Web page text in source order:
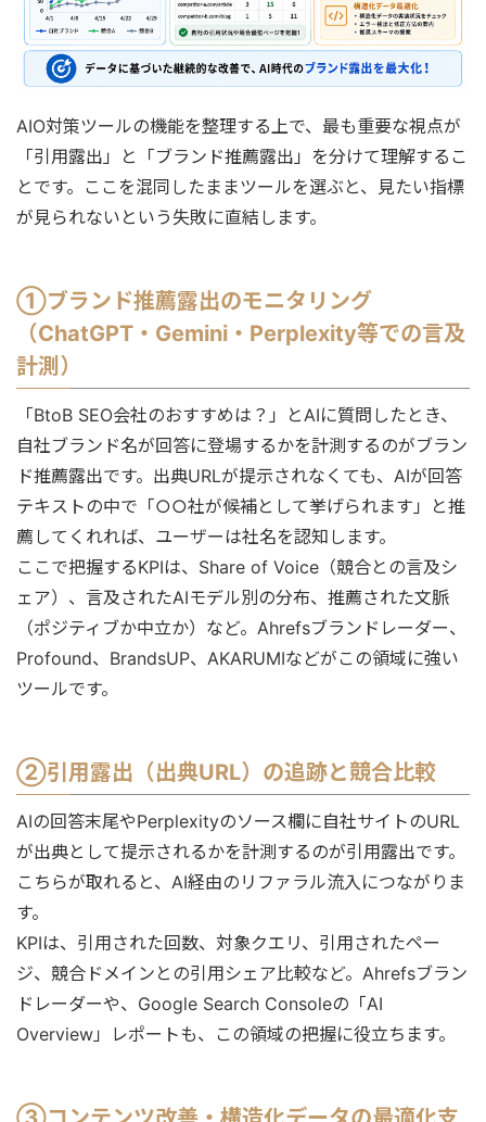
AIO対策ツールの機能を整理する上で、最も重要な視点が
「引用露出」と「ブランド推薦露出」を分けて理解するこ
とです。ここを混同したままツールを選ぶと、見たい指標
が見られないという失敗に直結します。
①ブランド推薦露出のモニタリング
（ChatGPT・Gemini・Perplexity等での言及
計測）
「BtoB SEO会社のおすすめは？」とAIに質問したとき、
自社ブランド名が回答に登場するかを計測するのがブラン
ド推薦露出です。出典URLが提示されなくても、AIが回答
テキストの中で「○○社が候補として挙げられます」と推
薦してくれれば、ユーザーは社名を認知します。
ここで把握するKPIは、Share of Voice（競合との言及シ
ェア）、言及されたAIモデル別の分布、推薦された文脈
（ポジティブか中立か）など。Ahrefsブランドレーダー、
Profound、BrandsUP、AKARUMIなどがこの領域に強い
ツールです。
②引用露出（出典URL）の追跡と競合比較
AIの回答末尾やPerplexityのソース欄に自社サイトのURL
が出典として提示されるかを計測するのが引用露出です。
こちらが取れると、AI経由のリファラル流入につながりま
す。
KPIは、引用された回数、対象クエリ、引用されたペー
ジ、競合ドメインとの引用シェア比較など。Ahrefsブラン
ドレーダーや、Google Search Consoleの「AI
Overview」レポートも、この領域の把握に役立ちます。